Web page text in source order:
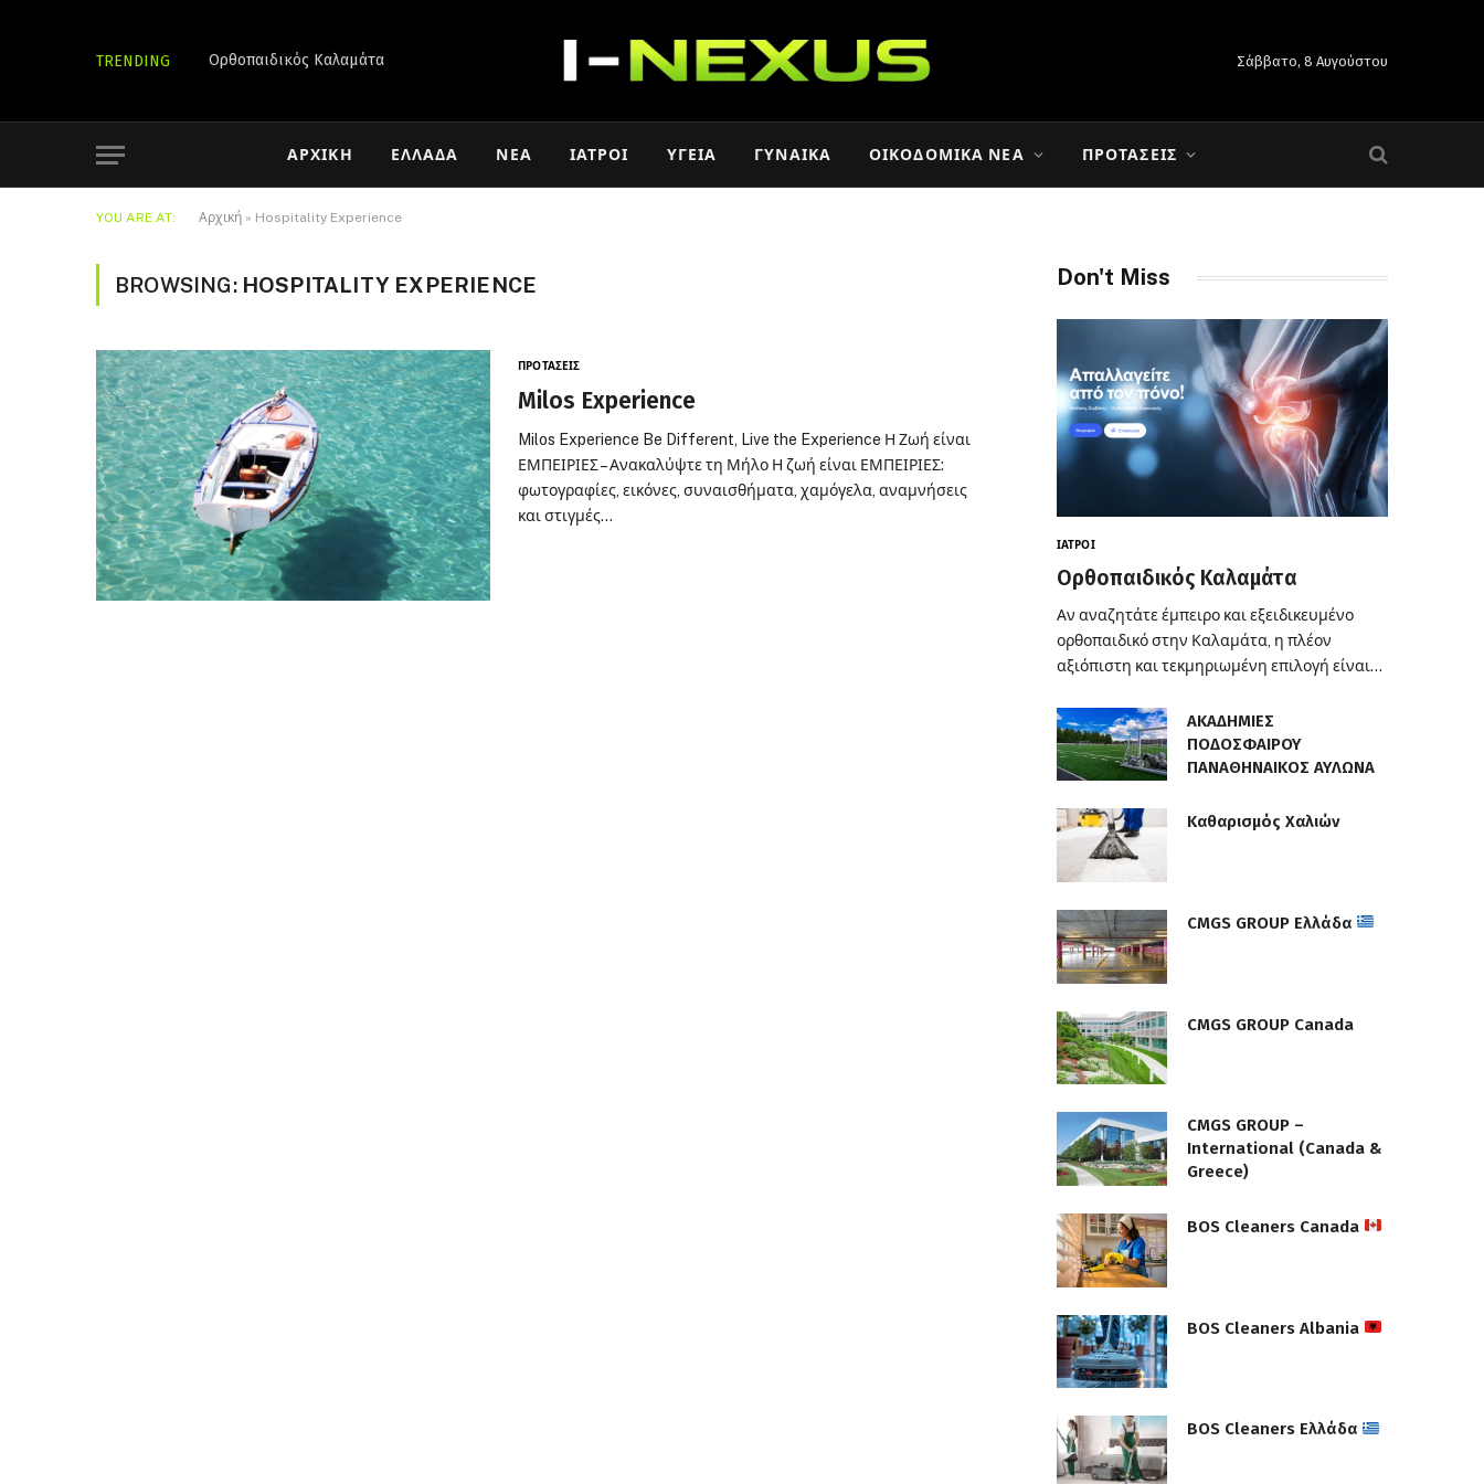
TRENDING Ορθοπαιδικός Καλαμάτα Σάββατο, 8 Αυγούστου
ΑΡΧΙΚΉ ΕΛΛΆΔΑ ΝΈΑ ΙΑΤΡΟΊ ΥΓΕΊΑ ΓΥΝΑΊΚΑ ΟΙΚΟΔΟΜΙΚΆ ΝΈΑ ΠΡΟΤΆΣΕΙΣ
YOU ARE AT: Αρχική » Hospitality Experience
BROWSING: HOSPITALITY EXPERIENCE
ΠΡΟΤΆΣΕΙΣ
Milos Experience
Milos Experience Be Different, Live the Experience Η Ζωή είναι
ΕΜΠΕΙΡΙΕΣ – Ανακαλύψτε τη Μήλο Η ζωή είναι ΕΜΠΕΙΡΙΕΣ:
φωτογραφίες, εικόνες, συναισθήματα, χαμόγελα, αναμνήσεις
και στιγμές…
Don't Miss
ΙΑΤΡΟΊ
Ορθοπαιδικός Καλαμάτα
Αν αναζητάτε έμπειρο και εξειδικευμένο
ορθοπαιδικό στην Καλαμάτα, η πλέον
αξιόπιστη και τεκμηριωμένη επιλογή είναι…
ΑΚΑΔΗΜΙΕΣ
ΠΟΔΟΣΦΑΙΡΟΥ
ΠΑΝΑΘΗΝΑΙΚΟΣ ΑΥΛΩΝΑ
Καθαρισμός Χαλιών
CMGS GROUP Ελλάδα
CMGS GROUP Canada
CMGS GROUP –
International (Canada &
Greece)
BOS Cleaners Canada
BOS Cleaners Albania
BOS Cleaners Ελλάδα